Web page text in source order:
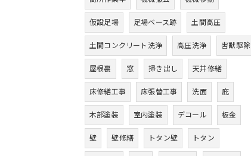
仮設足場 足場ベース跡 土間高圧
土間コンクリート洗浄 高圧洗浄 害獣駆除
屋根裏 窓 掃き出し 天井修繕
床修繕工事 床張替工事 洗面 庇
木部塗装 室内塗装 デコール 板金
壁 壁修繕 トタン壁 トタン